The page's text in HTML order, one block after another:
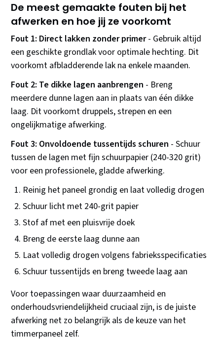
De meest gemaakte fouten bij het
afwerken en hoe jij ze voorkomt
Fout 1: Direct lakken zonder primer- Gebruik altijd
een geschikte grondlak voor optimale hechting. Dit
voorkomt afbladderende lak na enkele maanden.
Fout 2: Te dikke lagen aanbrengen - Breng
meerdere dunne lagen aan in plaats van één dikke
laag. Dit voorkomt druppels, strepen en een
ongelijkmatige afwerking.
Fout 3: Onvoldoende tussentijds schuren - Schuur
tussen de lagen met fijn schuurpapier (240-320 grit)
voor een professionele, gladde afwerking.
Reinig het paneel grondig en laat volledig drogen
Schuur licht met 240-grit papier
Stof af met een pluisvrije doek
Breng de eerste laag dunne aan
Laat volledig drogen volgens fabrieksspecificaties
Schuur tussentijds en breng tweede laag aan
Voor toepassingen waar duurzaamheid en
onderhoudsvriendelijkheid cruciaal zijn, is de juiste
afwerking net zo belangrijk als de keuze van het
timmerpaneel zelf.